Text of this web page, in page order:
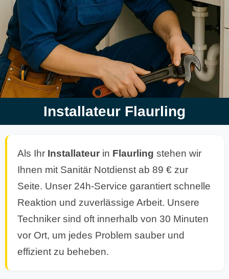
Installateur Flaurling
Als Ihr Installateur in Flaurling stehen wir
Ihnen mit Sanitär Notdienst ab 89 € zur
Seite. Unser 24h-Service garantiert schnelle
Reaktion und zuverlässige Arbeit. Unsere
Techniker sind oft innerhalb von 30 Minuten
vor Ort, um jedes Problem sauber und
effizient zu beheben.